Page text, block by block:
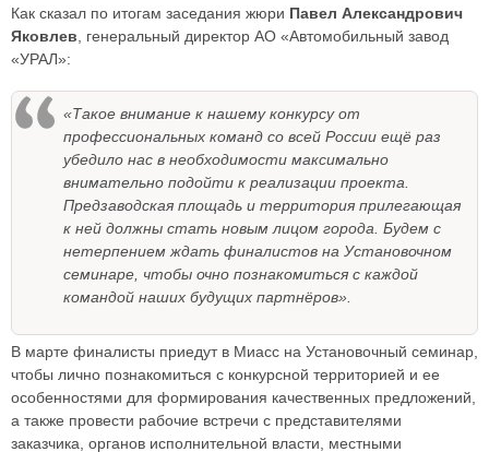
Как сказал по итогам заседания жюри Павел Александрович
Яковлев , генеральный директор АО «Автомобильный завод
«УРАЛ»:
«Такое внимание к нашему конкурсу от
профессиональных команд со всей России ещё раз
убедило нас в необходимости максимально
внимательно подойти к реализации проекта.
Предзаводская площадь и территория прилегающая
к ней должны стать новым лицом города. Будем с
нетерпением ждать финалистов на Установочном
семинаре, чтобы очно познакомиться с каждой
командой наших будущих партнёров».
В марте финалисты приедут в Миасс на Установочный семинар,
чтобы лично познакомиться с конкурсной территорией и ее
особенностями для формирования качественных предложений,
а также провести рабочие встречи с представителями
заказчика, органов исполнительной власти, местными